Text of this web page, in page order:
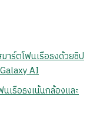
าร์ตโฟนเรือธงด้วยชิป
AI
เรือธงเน้นกล้องและ